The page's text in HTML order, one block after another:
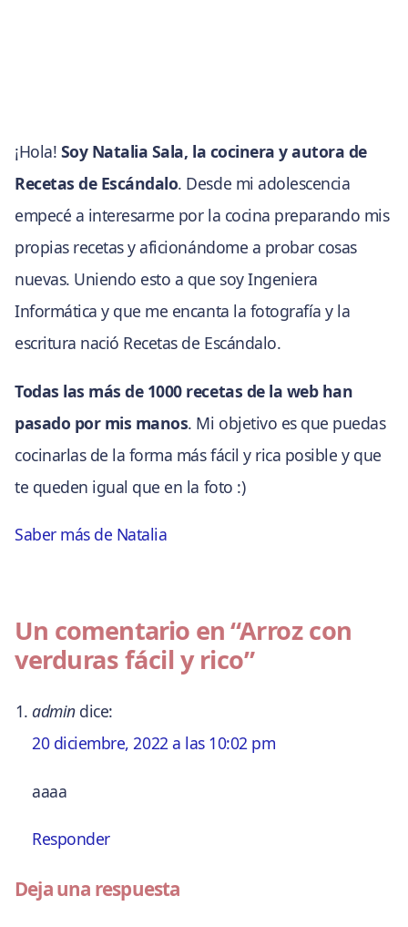
¡Hola! Soy Natalia Sala, la cocinera y autora de
Recetas de Escándalo. Desde mi adolescencia
empecé a interesarme por la cocina preparando mis
propias recetas y aficionándome a probar cosas
nuevas. Uniendo esto a que soy Ingeniera
Informática y que me encanta la fotografía y la
escritura nació Recetas de Escándalo.
Todas las más de 1000 recetas de la web han
pasado por mis manos. Mi objetivo es que puedas
cocinarlas de la forma más fácil y rica posible y que
te queden igual que en la foto :)
Saber más de Natalia
Un comentario en“Arroz con
verduras fácil y rico”
admin dice:
20 diciembre, 2022 a las 10:02 pm
aaaa
Responder
Deja una respuesta